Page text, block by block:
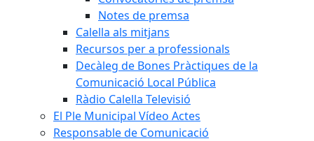
Notes de premsa
Calella als mitjans
Recursos per a professionals
Decàleg de Bones Pràctiques de la
Comunicació Local Pública
Ràdio Calella Televisió
El Ple Municipal Vídeo Actes
Responsable de Comunicació